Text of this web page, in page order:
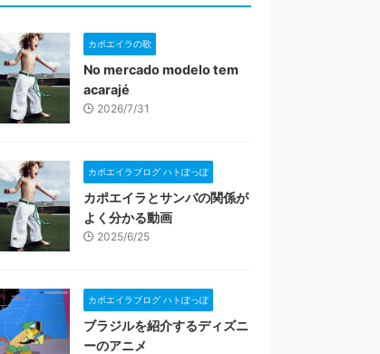
カポエイラの歌
No mercado modelo tem
acarajé
2026/7/31
カポエイラブログ ハトぽっぽ
カポエイラとサンバの関係が
よく分かる動画
2025/6/25
カポエイラブログ ハトぽっぽ
ブラジルを紹介するディズニ
ーのアニメ